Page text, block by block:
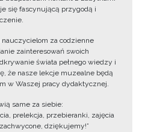
się fascynującą przygodą i
za codzienne
zainteresowań swoich
świata pełnego wiedzy i
że nasze lekcje muzealne będą
w Waszej pracy dydaktycznej.
same za siebie:
prelekcja, przebieranki, zajęcia
dziękujemy!”